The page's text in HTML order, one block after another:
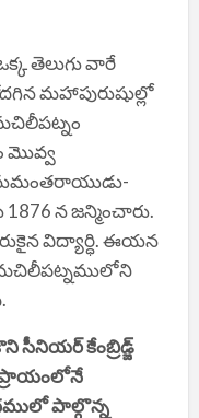
తెలుగు వారే
మహాపురుషుల్లో
మొవ్వ
1876 న జన్మించారు.
విద్యార్ధి. ఈయన
మచిలీపట్నములోని
సీనియర్ కేంబ్రిడ్జ్
ప్రాయంలోనే
పాల్గొన్న